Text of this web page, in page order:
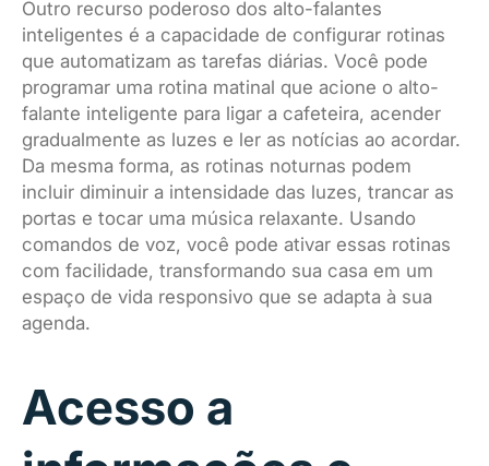
Outro recurso poderoso dos alto-falantes
inteligentes é a capacidade de configurar rotinas
que automatizam as tarefas diárias. Você pode
programar uma rotina matinal que acione o alto-
falante inteligente para ligar a cafeteira, acender
gradualmente as luzes e ler as notícias ao acordar.
Da mesma forma, as rotinas noturnas podem
incluir diminuir a intensidade das luzes, trancar as
portas e tocar uma música relaxante. Usando
comandos de voz, você pode ativar essas rotinas
com facilidade, transformando sua casa em um
espaço de vida responsivo que se adapta à sua
agenda.
Acesso a